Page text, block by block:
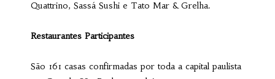
Quattrino, Sassá Sushi e Tato Mar & Grelha.
Restaurantes Participantes
São 161 casas confirmadas por toda a capital paulista